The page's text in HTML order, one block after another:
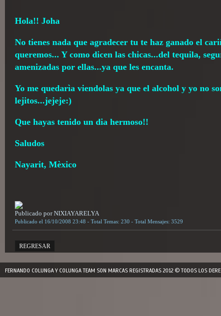
Hola!! Joha
No tienes nada que agradecer tu te haz ganado el
queremos... Y como dicen las chicas...del tequila,
amenizadas por ellas...ya que les encanta.
Yo me quedarìa viendolas ya que el alcohol y yo no
lejitos...jejeje:)
Que hayas tenido un dia hermoso!!
Saludos
Nayarit, Mèxico
Publicado por NIXIAYARELYA
Publicado el 16/10/2008 23:48 - Total Temas: 230 - Total Mensajes: 3529
REGRESAR
FERNANDO COLUNGA Y COLUNGA TEAM SON MARCAS REGISTRADAS 2012 © TODOS LOS